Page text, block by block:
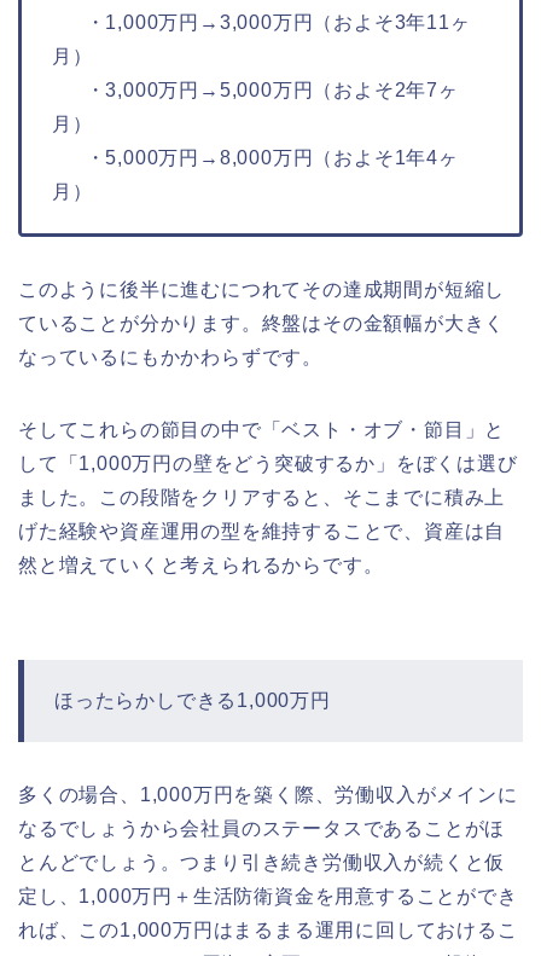
・1,000万円→3,000万円（およそ3年11ヶ
月）
・3,000万円→5,000万円（およそ2年7ヶ
月）
・5,000万円→8,000万円（およそ1年4ヶ
月）
このように後半に進むにつれてその達成期間が短縮し
ていることが分かります。終盤はその金額幅が大きく
なっているにもかかわらずです。
そしてこれらの節目の中で「ベスト・オブ・節目」と
して「1,000万円の壁をどう突破するか」をぼくは選び
ました。この段階をクリアすると、そこまでに積み上
げた経験や資産運用の型を維持することで、資産は自
然と増えていくと考えられるからです。
ほったらかしできる1,000万円
多くの場合、1,000万円を築く際、労働収入がメインに
なるでしょうから会社員のステータスであることがほ
とんどでしょう。つまり引き続き労働収入が続くと仮
定し、1,000万円＋生活防衛資金を用意することができ
れば、この1,000万円はまるまる運用に回しておけるこ